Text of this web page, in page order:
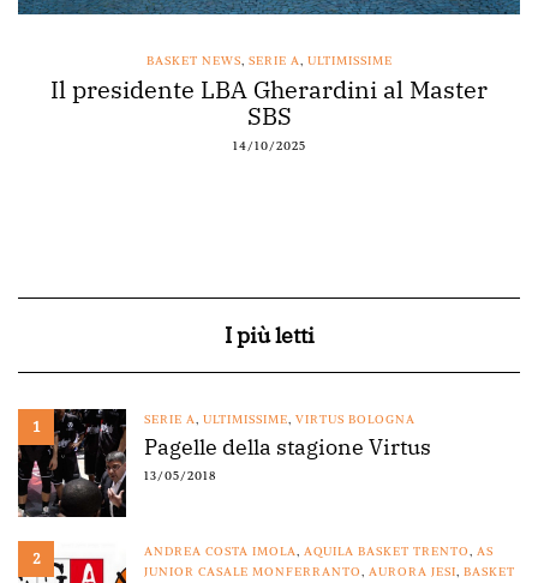
BASKET NEWS, SERIE A, ULTIMISSIME
Il presidente LBA Gherardini al Master
SBS
14/10/2025
I più letti
1 SERIE A, ULTIMISSIME, VIRTUS BOLOGNA
Pagelle della stagione Virtus
13/05/2018
2 ANDREA COSTA IMOLA, AQUILA BASKET TRENTO, AS
JUNIOR CASALE MONFERRANTO, AURORA JESI, BASKET